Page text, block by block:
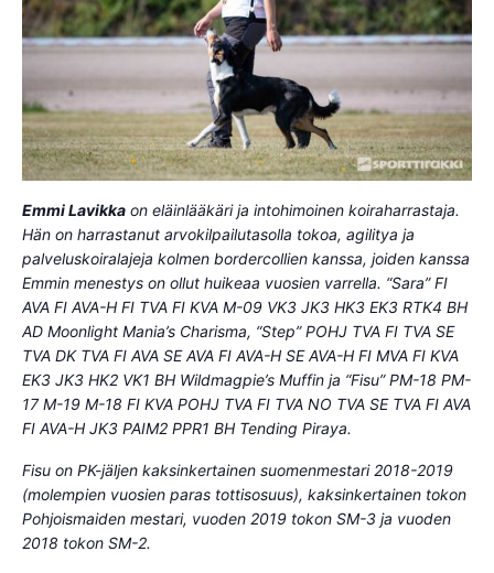
Emmi Lavikka on eläinlääkäri ja intohimoinen koiraharrastaja.
Hän on harrastanut arvokilpailutasolla tokoa, agilitya ja
palveluskoiralajeja kolmen bordercollien kanssa, joiden kanssa
Emmin menestys on ollut huikeaa vuosien varrella. “Sara” FI
AVA FI AVA-H FI TVA FI KVA M-09 VK3 JK3 HK3 EK3 RTK4 BH
AD Moonlight Mania’s Charisma, “Step” POHJ TVA FI TVA SE
TVA DK TVA FI AVA SE AVA FI AVA-H SE AVA-H FI MVA FI KVA
EK3 JK3 HK2 VK1 BH Wildmagpie’s Muffin ja “Fisu” PM-18 PM-
17 M-19 M-18 FI KVA POHJ TVA FI TVA NO TVA SE TVA FI AVA
FI AVA-H JK3 PAIM2 PPR1 BH Tending Piraya.
Fisu on PK-jäljen kaksinkertainen suomenmestari 2018-2019
(molempien vuosien paras tottisosuus), kaksinkertainen tokon
Pohjoismaiden mestari, vuoden 2019 tokon SM-3 ja vuoden
2018 tokon SM-2.